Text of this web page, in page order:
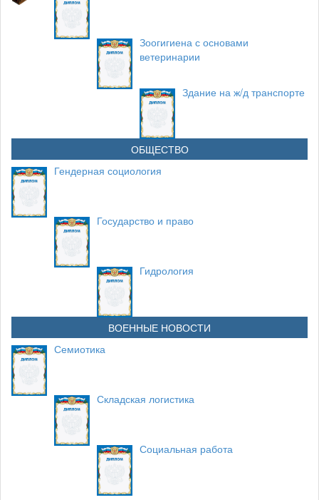
Зоогигиена с основами
ветеринарии
Здание на ж/д транспорте
ОБЩЕСТВО
Гендерная социология
Государство и право
Гидрология
ВОЕННЫЕ НОВОСТИ
Семиотика
Складская логистика
Социальная работа